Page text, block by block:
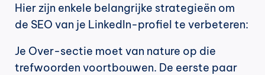
Hier zijn enkele belangrijke strategieën om
de SEO van je LinkedIn-profiel te verbeteren:
Je Over-sectie moet van nature op die
trefwoorden voortbouwen. De eerste paar